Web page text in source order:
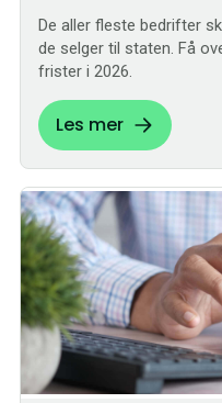
De aller fleste bedrifter
de selger til staten. Få
frister i 2026.
Les mer